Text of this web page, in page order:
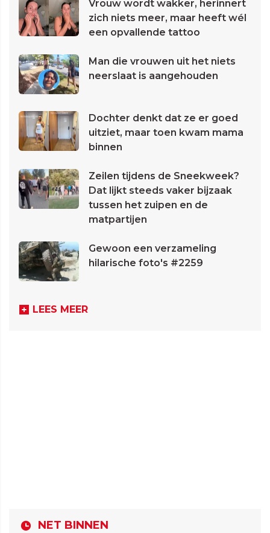
Vrouw wordt wakker, herinnert
zich niets meer, maar heeft wél
een opvallende tattoo
Man die vrouwen uit het niets
neerslaat is aangehouden
Dochter denkt dat ze er goed
uitziet, maar toen kwam mama
binnen
Zeilen tijdens de Sneekweek?
Dat lijkt steeds vaker bijzaak
tussen het zuipen en de
matpartijen
Gewoon een verzameling
hilarische foto's #2259
LEES MEER
NET BINNEN